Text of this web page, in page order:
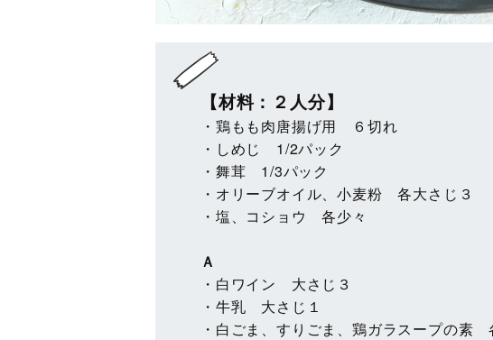
【材料：２人分】
・鶏もも肉唐揚げ用 ６切れ
・しめじ 1/2パック
・舞茸 1/3パック
・オリーブオイル、小麦粉 各大さじ３
・塩、コショウ 各少々
Ａ
・白ワイン 大さじ３
・牛乳 大さじ１
・白ごま、すりごま、鶏ガラスープの素